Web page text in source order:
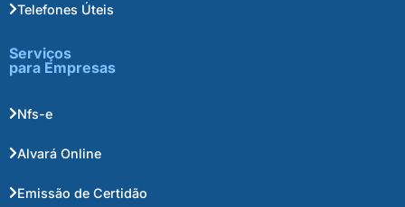
Telefones Úteis
Serviços
para Empresas
Nfs-e
Alvará Online
Emissão de Certidão